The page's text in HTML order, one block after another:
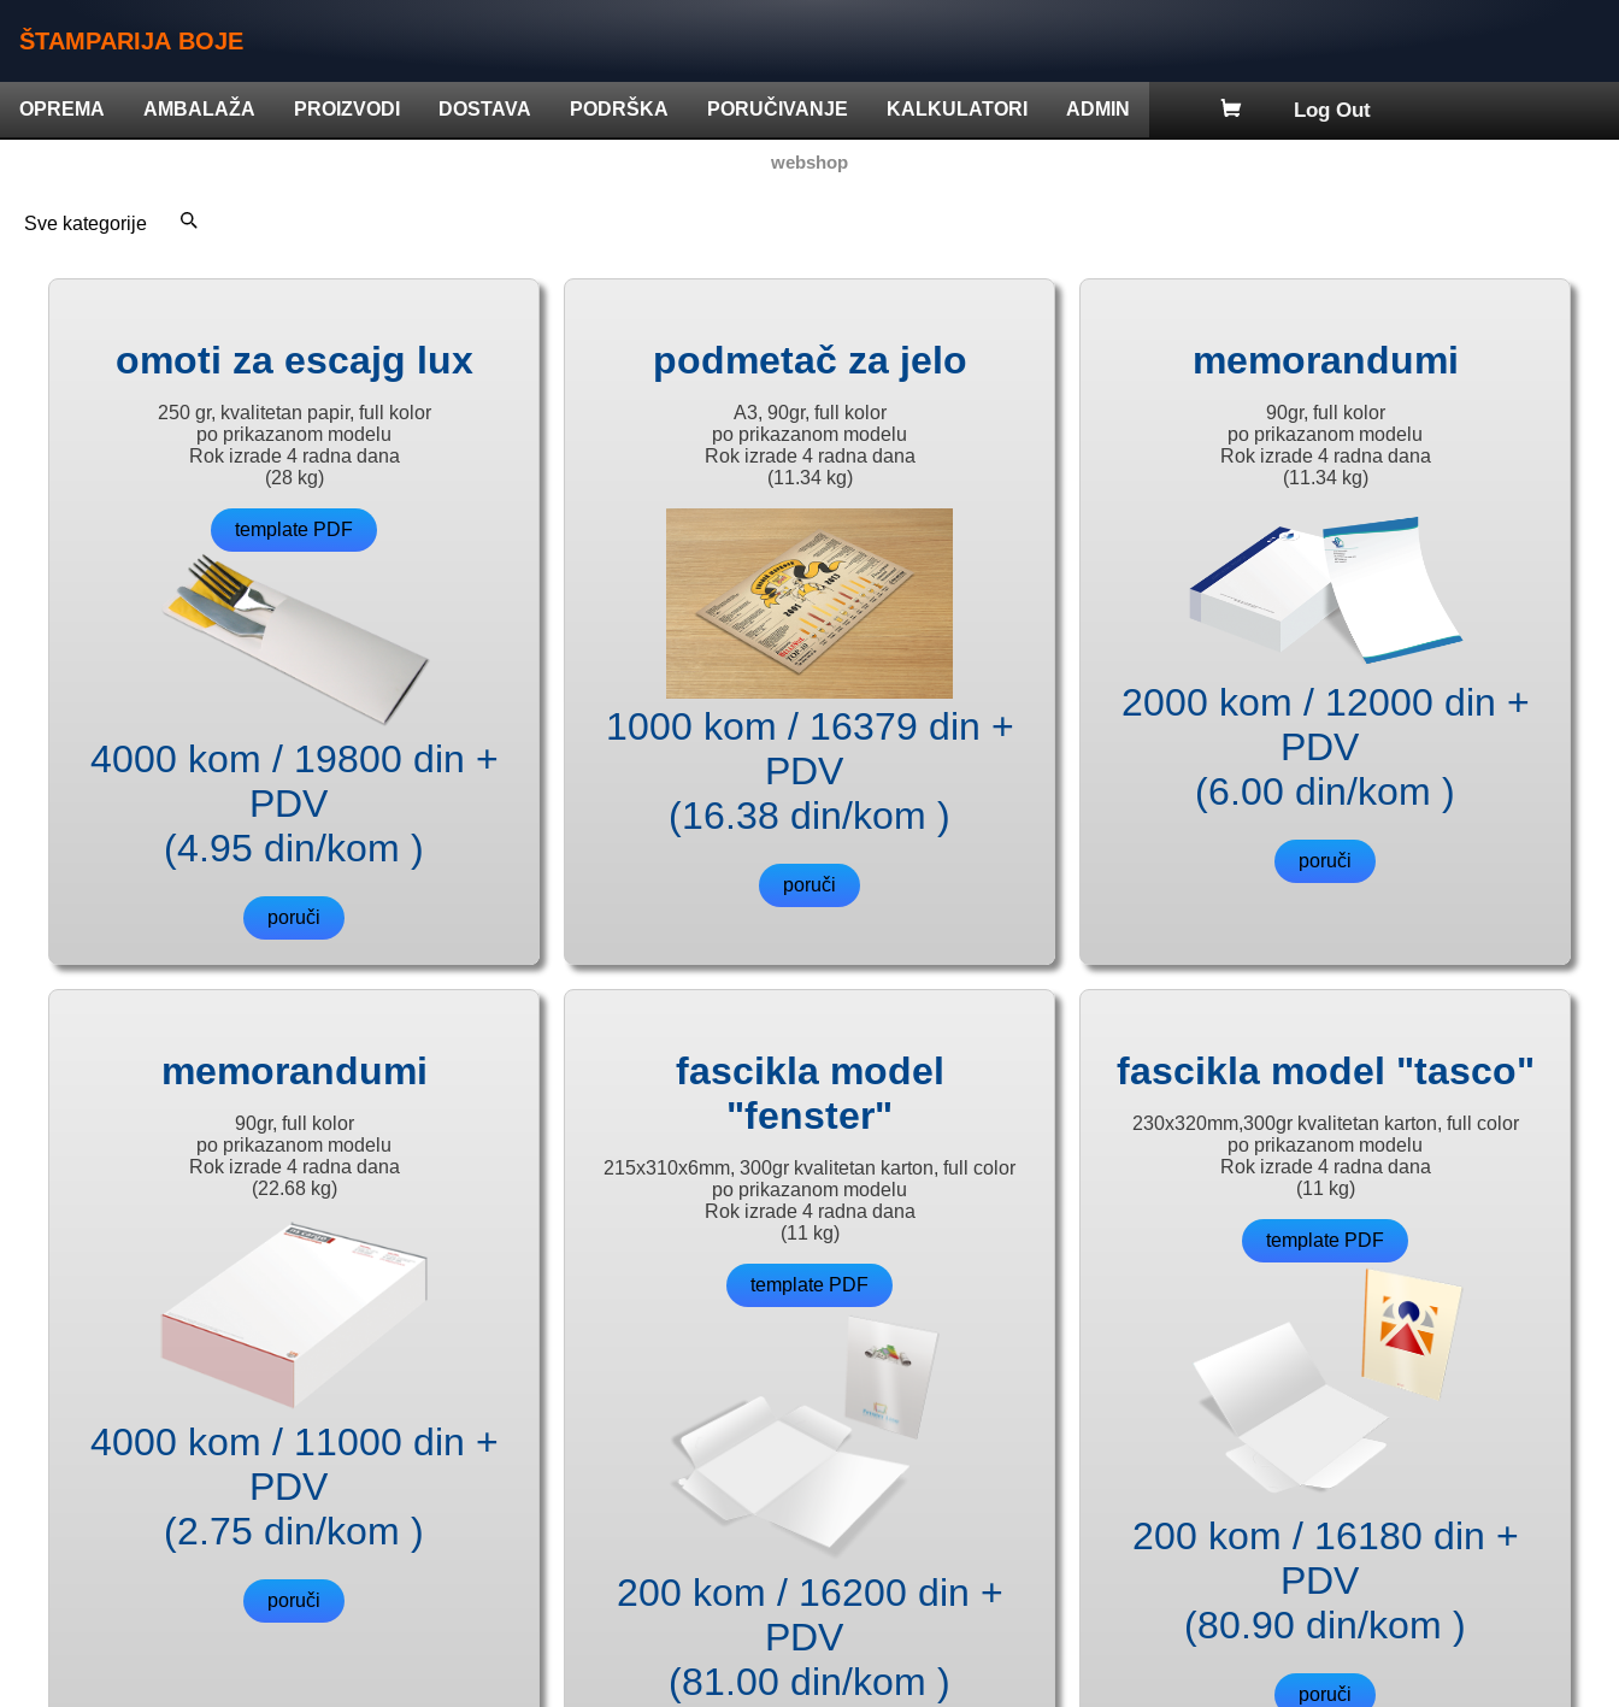
ŠTAMPARIJA BOJE
OPREMA AMBALAŽA PROIZVODI DOSTAVA PODRŠKA PORUČIVANJE KALKULATORI ADMIN Log Out
webshop
omoti za escajg lux
250 gr, kvalitetan papir, full kolor
po prikazanom modelu
Rok izrade 4 radna dana
(28 kg)
template PDF
4000 kom / 19800 din +
PDV
(4.95 din/kom )
poruči
podmetač za jelo
A3, 90gr, full kolor
po prikazanom modelu
Rok izrade 4 radna dana
(11.34 kg)
1000 kom / 16379 din +
PDV
(16.38 din/kom )
poruči
memorandumi
90gr, full kolor
po prikazanom modelu
Rok izrade 4 radna dana
(11.34 kg)
2000 kom / 12000 din +
PDV
(6.00 din/kom )
poruči
memorandumi
90gr, full kolor
po prikazanom modelu
Rok izrade 4 radna dana
(22.68 kg)
4000 kom / 11000 din +
PDV
(2.75 din/kom )
poruči
fascikla model
"fenster"
215x310x6mm, 300gr kvalitetan karton, full color
po prikazanom modelu
Rok izrade 4 radna dana
(11 kg)
template PDF
200 kom / 16200 din +
PDV
(81.00 din/kom )
fascikla model "tasco"
230x320mm,300gr kvalitetan karton, full color
po prikazanom modelu
Rok izrade 4 radna dana
(11 kg)
template PDF
200 kom / 16180 din +
PDV
(80.90 din/kom )
poruči